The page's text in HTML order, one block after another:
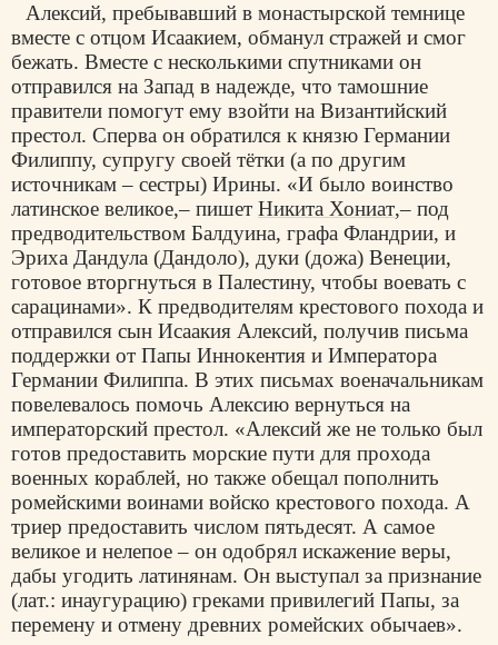
Алексий, пребывавший в монастырской темнице
вместе с отцом Исаакием, обманул стражей и смог
бежать. Вместе с несколькими спутниками он
отправился на Запад в надежде, что тамошние
правители помогут ему взойти на Византийский
престол. Сперва он обратился к князю Германии
Филиппу, супругу своей тётки (а по другим
источникам – сестры) Ирины. «И было воинство
латинское великое,– пишет Никита Хониат,– под
предводительством Балдуина, графа Фландрии, и
Эриха Дандула (Дандоло), дуки (дожа) Венеции,
готовое вторгнуться в Палестину, чтобы воевать с
сарацинами». К предводителям крестового похода и
отправился сын Исаакия Алексий, получив письма
поддержки от Папы Иннокентия и Императора
Германии Филиппа. В этих письмах военачальникам
повелевалось помочь Алексию вернуться на
императорский престол. «Алексий же не только был
готов предоставить морские пути для прохода
военных кораблей, но также обещал пополнить
ромейскими воинами войско крестового похода. А
триер предоставить числом пятьдесят. А самое
великое и нелепое – он одобрял искажение веры,
дабы угодить латинянам. Он выступал за признание
(лат.: инаугурацию) греками привилегий Папы, за
перемену и отмену древних ромейских обычаев».